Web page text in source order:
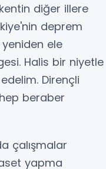
diğer illere
deprem
yeniden ele
Halis bir niyetle
Dirençli
beraber
çalışmalar
yapma